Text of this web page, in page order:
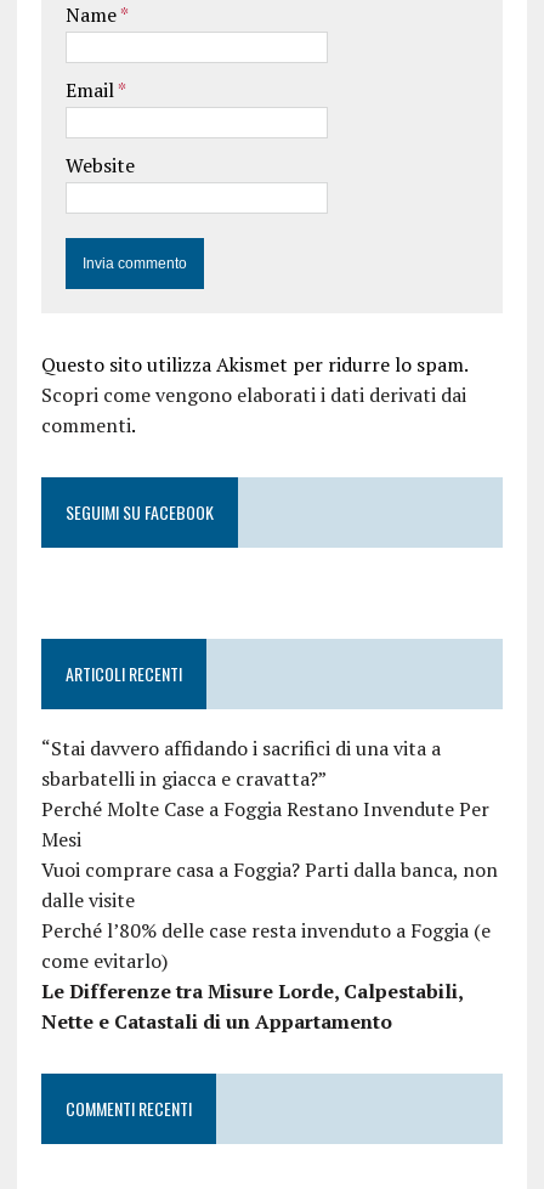
Name*
Email*
Website
Questo sito utilizza Akismet per ridurre lo spam.
Scopri come vengono elaborati i dati derivati dai
commenti.
SEGUIMI SU FACEBOOK
ARTICOLI RECENTI
“Stai davvero affidando i sacrifici di una vita a
sbarbatelli in giacca e cravatta?”
Perché Molte Case a Foggia Restano Invendute Per
Mesi
Vuoi comprare casa a Foggia? Parti dalla banca, non
dalle visite
Perché l’80% delle case resta invenduto a Foggia (e
come evitarlo)
Le Differenze tra Misure Lorde, Calpestabili,
Nette e Catastali di un Appartamento
COMMENTI RECENTI